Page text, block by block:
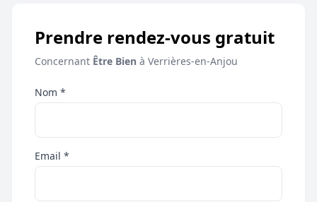
Prendre rendez-vous gratuit
Concernant Être Bien à Verrières-en-Anjou
Nom *
Email *